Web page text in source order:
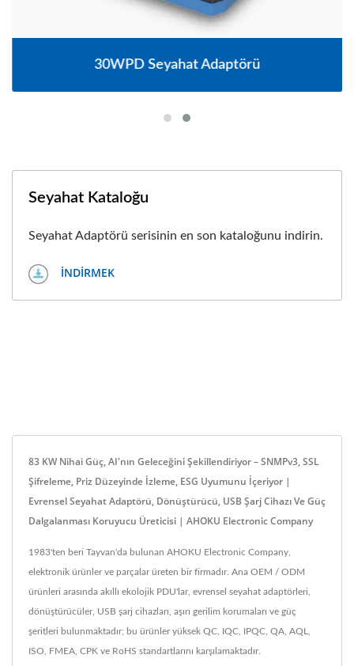
30WPD Seyahat Adaptörü
Seyahat Kataloğu
Seyahat Adaptörü serisinin en son kataloğunu indirin.
İNDIRMEK
83 KW Nihai Güç, AI'nın Geleceğini Şekillendiriyor – SNMPv3, SSL
Şifreleme, Priz Düzeyinde İzleme, ESG Uyumunu İçeriyor |
Evrensel Seyahat Adaptörü, Dönüştürücü, USB Şarj Cihazı Ve Güç
Dalgalanması Koruyucu Üreticisi | AHOKU Electronic Company
1983'ten beri Tayvan'da bulunan AHOKU Electronic Company,
elektronik ürünler ve parçalar üreten bir firmadır. Ana OEM / ODM
ürünleri arasında akıllı ekolojik PDU'lar, evrensel seyahat adaptörleri,
dönüştürücüler, USB şarj cihazları, aşırı gerilim korumaları ve güç
şeritleri bulunmaktadır; bu ürünler yüksek QC, IQC, IPQC, QA, AQL,
ISO, FMEA, CPK ve RoHS standartlarını karşılamaktadır.